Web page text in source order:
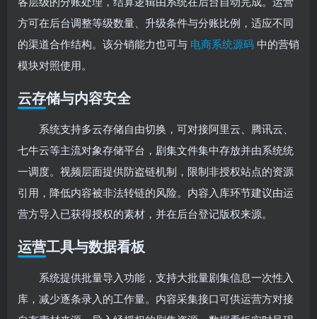
方可在后台调整等级数量、升级条件与分账比例，适应不同
的渠道合作结构。该分销能力也可与 电商系统源码中的营销
模块对照使用。
云存储与内容安全
系统支持多云存储自由切换，可对接阿里云、腾讯云、
七牛云等主流对象存储平台，剧集文件集中存放并由系统统
一调度。视频层面提供防盗链机制，限制非授权站点的资源
引用，降低内容被非法转链的风险。内容入库环节建议由运
营方导入已获得授权的素材，并在后台登记版权来源。
运营工具与数据看板
系统提供批量导入功能，支持大批量剧集信息一次性入
库，减少逐条录入的工作量。内容采集接口可供运营方对接